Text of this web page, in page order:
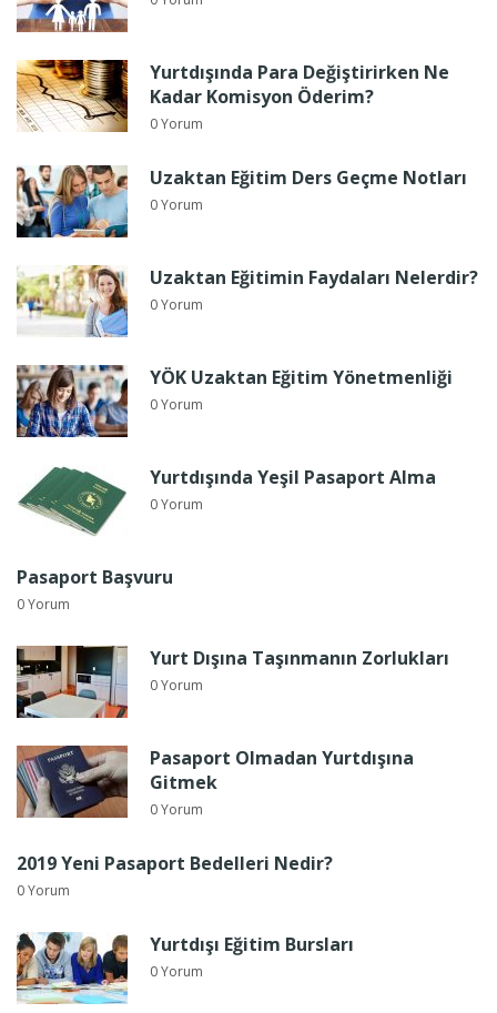
Yurtdışında Para Değiştirirken Ne
Kadar Komisyon Öderim?
0 Yorum
Uzaktan Eğitim Ders Geçme Notları
0 Yorum
Uzaktan Eğitimin Faydaları Nelerdir?
0 Yorum
YÖK Uzaktan Eğitim Yönetmenliği
0 Yorum
Yurtdışında Yeşil Pasaport Alma
0 Yorum
Pasaport Başvuru
0 Yorum
Yurt Dışına Taşınmanın Zorlukları
0 Yorum
Pasaport Olmadan Yurtdışına
Gitmek
0 Yorum
2019 Yeni Pasaport Bedelleri Nedir?
0 Yorum
Yurtdışı Eğitim Bursları
0 Yorum